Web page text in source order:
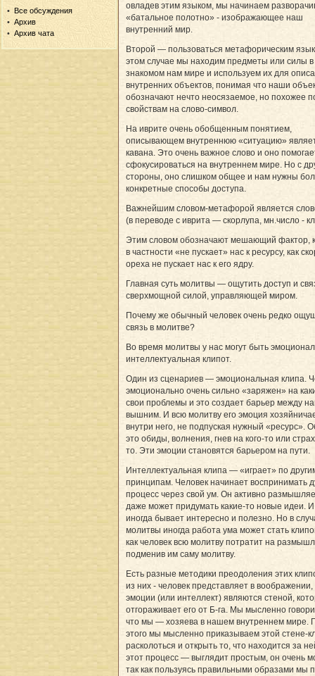
Все обсуждения
Архив
Архив чата
овладев этим языком, мы начинаем
«батальное полотно» - изображающее наш
внутренний мир.
Второй — пользоваться метафорическим
этом случае мы находим предметы или силы в
знакомом нам мире и используем их для
внутренних объектов, понимая что наши
обозначают нечто неосязаемое, но похожее
свойствам на слово-символ.
На иврите очень обобщенным понятием,
описывающем внутреннюю «ситуацию»
кавана. Это очень важное слово и оно
сфокусироваться на внутреннем мире. Но с
стороны, оно слишком общее и нам нужны
конкретные способы доступа.
Важнейшим словом-метафорой является
(в переводе с иврита — скорлупа, мн.число -
Этим словом обозначают мешающий фактор,
в частности «не пускает» нас к ресурсу, как
ореха не пускает нас к его ядру.
Главная суть молитвы — ощутить доступ и
сверхмощной силой, управляющей миром.
Почему же обычный человек очень редко
связь в молитве?
Во время молитвы у нас могут быть
интеллектуальная клипот.
Один из сценариев — эмоциональная клипа.
эмоционально очень сильно «заряжен» на
свои проблемы и это создает барьер между
вышним. И всю молитву его эмоция
внутри него, не подпуская нужный «ресурс».
это обиды, волнения, гнев на кого-то или
то. Эти эмоции становятся барьером на пути.
Интеллектуальная клипа — «играет» по
принципам. Человек начинает воспринимать
процесс через свой ум. Он активно
даже может придумать какие-то новые идеи. И
иногда бывает интересно и полезно. Но в
молитвы иногда работа ума может стать
как человек всю молитву потратит на
подменив им саму молитву.
Есть разные методики преодоления этих
из них - человек представляет в воображении,
эмоции (или интеллект) являются стеной,
отгораживает его от Б-га. Мы мысленно
что мы — хозяева в нашем внутреннем мире.
этого мы мысленно приказываем этой стене-
расколоться и открыть то, что находится за
этот процесс — выглядит простым, он очень
так как пользуясь правильными образами мы